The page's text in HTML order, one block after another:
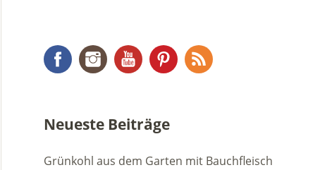
FacebookInstagramYouTubePinterestRSS Feed
Neueste Beiträge
Grünkohl aus dem Garten mit Bauchfleisch